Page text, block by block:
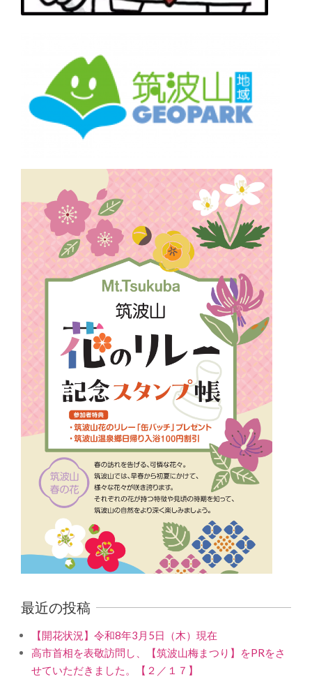
最近の投稿
【開花状況】令和8年3月5日（木）現在
高市首相を表敬訪問し、【筑波山梅まつり】をPRをさ
せていただきました。【２／１７】